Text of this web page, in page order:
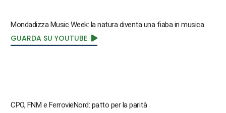
Mondadizza Music Week: la natura diventa una fiaba in musica
GUARDA SU YOUTUBE
CPO, FNM e FerrovieNord: patto per la parità